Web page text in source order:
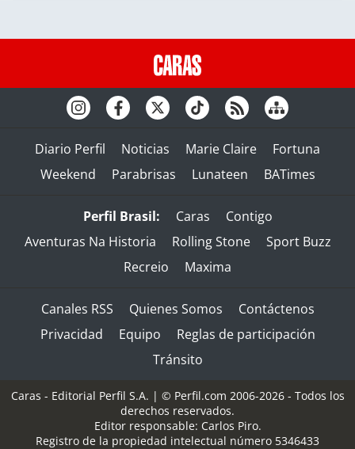
Diario Perfil Noticias Marie Claire
Fortuna
Weekend
Parabrisas Lunateen BATimes
Perfil Brasil: Caras
Contigo
Aventuras Na Historia
Rolling Stone
Sport Buzz
Recreio
Maxima
Canales RSS Quienes Somos
Contáctenos
Privacidad
Equipo
Reglas de participación
Tránsito
Caras - Editorial Perfil S.A. | © Perfil.com 2006-2026 - Todos los
derechos reservados.
Editor responsable: Carlos Piro.
Registro de la propiedad intelectual número 5346433